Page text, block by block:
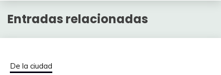
Entradas relacionadas
De la ciudad